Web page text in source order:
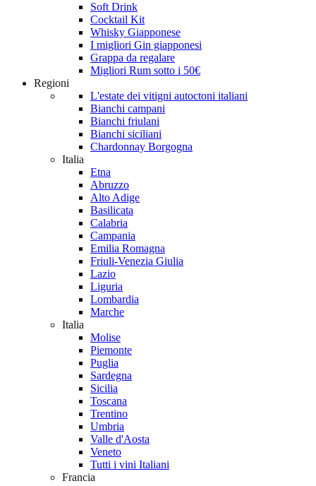
Soft Drink
Cocktail Kit
Whisky Giapponese
I migliori Gin giapponesi
Grappa da regalare
Migliori Rum sotto i 50€
Regioni
L'estate dei vitigni autoctoni italiani
Bianchi campani
Bianchi friulani
Bianchi siciliani
Chardonnay Borgogna
Italia
Etna
Abruzzo
Alto Adige
Basilicata
Calabria
Campania
Emilia Romagna
Friuli-Venezia Giulia
Lazio
Liguria
Lombardia
Marche
Italia
Molise
Piemonte
Puglia
Sardegna
Sicilia
Toscana
Trentino
Umbria
Valle d'Aosta
Veneto
Tutti i vini Italiani
Francia